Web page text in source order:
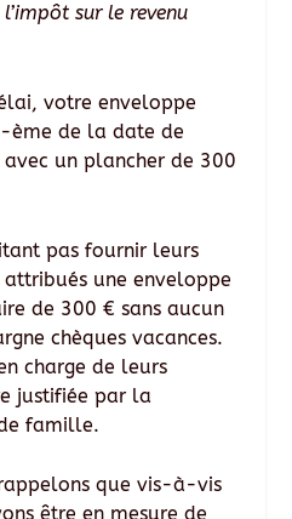
sur le revenu
votre enveloppe
ème de la date de
un plancher de 300
pas fournir leurs
une enveloppe
de 300 € sans aucun
chèques vacances.
charge de leurs
justifiée par la
famille.
que vis-à-vis
être en mesure de